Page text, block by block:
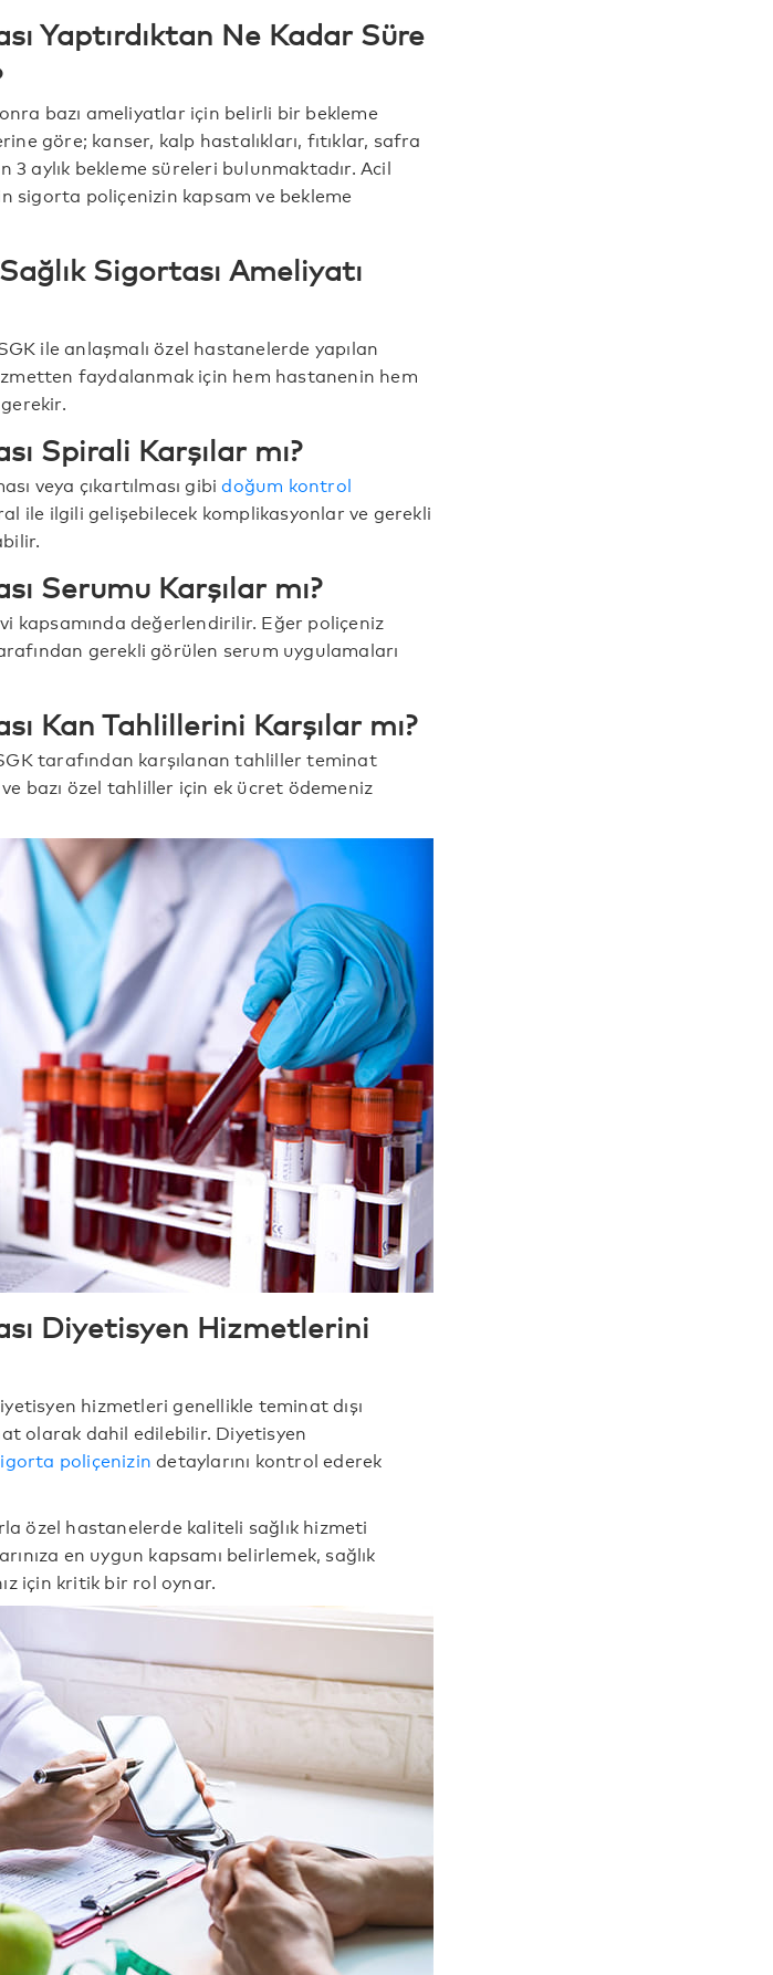
Yaptırdıktan Ne Kadar Süre
bazı ameliyatlar için belirli bir bekleme
göre; kanser, kalp hastalıkları, fıtıklar, safra
3 aylık bekleme süreleri bulunmaktadır. Acil
sigorta poliçenizin kapsam ve bekleme
Sigortası Ameliyatı
ile anlaşmalı özel hastanelerde yapılan
faydalanmak için hem hastanenin hem
Spirali Karşılar mı?
veya çıkartılması gibidoğum kontrol
ile ilgili gelişebilecek komplikasyonlar ve gerekli
Serumu Karşılar mı?
kapsamında değerlendirilir. Eğer poliçeniz
gerekli görülen serum uygulamaları
Kan Tahlillerini Karşılar mı?
tarafından karşılanan tahliller teminat
bazı özel tahliller için ek ücret ödemeniz
Diyetisyen Hizmetlerini
hizmetleri genellikle teminat dışı
olarak dahil edilebilir. Diyetisyen
poliçenizin detaylarını kontrol ederek
özel hastanelerde kaliteli sağlık hizmeti
en uygun kapsamı belirlemek, sağlık
için kritik bir rol oynar.